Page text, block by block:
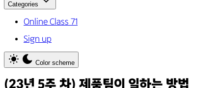
Categories
Online Class 71
Sign up
Color scheme
(23년 5주 차) 제품팀이 일하는 방법